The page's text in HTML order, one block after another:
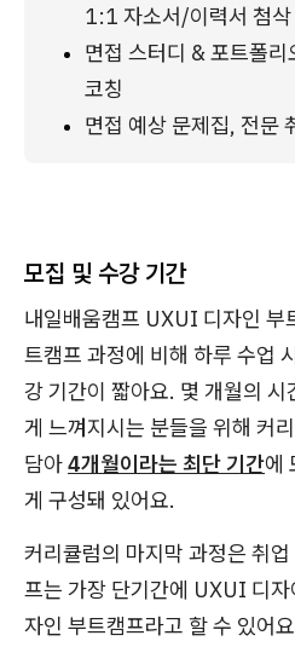
1:1 자소서/이력서 첨삭
면접 스터디 & 포트폴
코칭
면접 예상 문제집, 전문
모집 및 수강 기간
내일배움캠프 UXUI 디자인 부
트캠프 과정에 비해 하루 수업
강 기간이 짧아요. 몇 개월의
게 느껴지시는 분들을 위해 커
담아4개월이라는 최단 기간에
게 구성돼 있어요.
커리큘럼의 마지막 과정은 취
프는 가장 단기간에 UXUI 디
자인 부트캠프라고 할 수 있어